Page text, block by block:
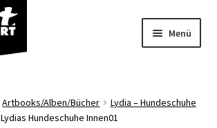
Menü
Artbooks/Alben/Bücher
Lydia – Hundeschuhe
Lydias Hundeschuhe Innen01